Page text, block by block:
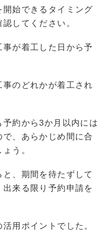
始できるタイミング
してください。
が着工した日から予
のどれかが着工され
約から3か月以内には
、あらかじめ間に合
う。
、期間を待たずして
来る限り予約申請を
用ポイントでした。